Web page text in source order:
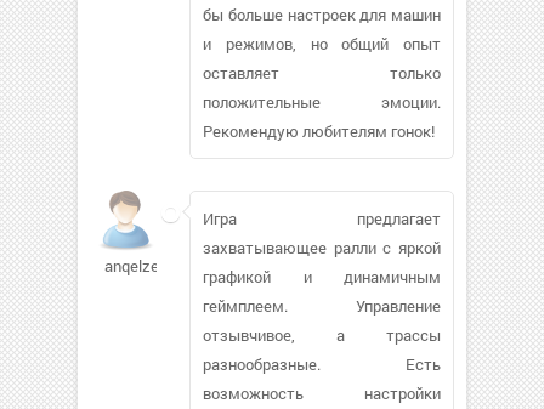
бы больше настроек для машин
и режимов, но общий опыт
оставляет только
положительные эмоции.
Рекомендую любителям гонок!
anqelzev
Игра предлагает
захватывающее ралли с яркой
графикой и динамичным
геймплеем. Управление
отзывчивое, а трассы
разнообразные. Есть
возможность настройки